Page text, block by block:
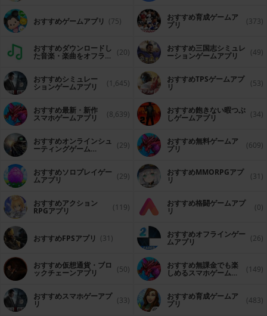
おすすめゲームアプリ (75) おすすめ育成ゲームア
プリ (373)
おすすめダウンロードし
た音楽・楽曲をオフライ (20) おすすめ三国志シミュレ
ーションゲームアプリ (49)
おすすめシミュレー
ションゲームアプリ (1,645) おすすめTPSゲームアプ
リ (53)
おすすめ最新・新作
スマホゲームアプリ (8,639) おすすめ飽きない暇つぶ
しゲームアプリ (34)
おすすめオンラインシュ
ーティングゲーム (29) おすすめ無料ゲームア
プリ (609)
おすすめソロプレイゲー
ムアプリ (29) おすすめ MMORPGアプ
リ (31)
おすすめアクション
RPGアプリ (119) おすすめ格闘ゲームアプ
リ (0)
おすすめFPSアプリ (31) おすすめオフラインゲー
ムアプリ (26)
おすすめ仮想通貨・ブロ
ックチェーンアプリ (50) おすすめ無課金でも楽
しめるスマホゲームア (149)
おすすめスマホゲーアプ
リ (33) おすすめ育成ゲームア
プリ (483)